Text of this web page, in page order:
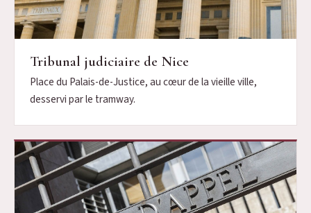
Tribunal judiciaire de Nice
Place du Palais-de-Justice, au cœur de la vieille ville,
desservi par le tramway.